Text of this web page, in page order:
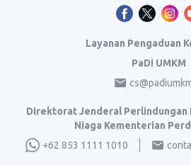
Layanan Pengaduan
PaDi UMKM
Direktorat Jenderal Perlindungan
Niaga Kementerian
+62 853 1111 1010